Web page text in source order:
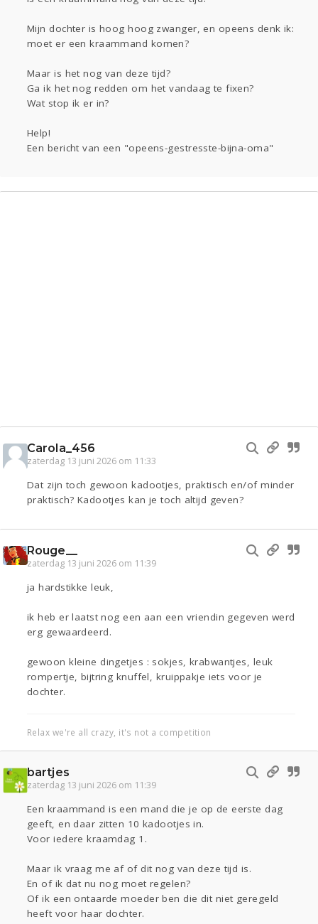
Contact Viva zoekt
Gevraagd
Horen Doen
Zien
Lezen
Mijn dochter is hoog hoog zwanger, en opeens denk ik:
moet er een kraammand komen?
Maar is het nog van deze tijd?
Ga ik het nog redden om het vandaag te fixen?
Wat stop ik er in?
Help!
Een bericht van een "opeens-gestresste-bijna-oma"
Carola_456
zaterdag 13 juni 2026 om 11:33
Dat zijn toch gewoon kadootjes, praktisch en/of minder
praktisch? Kadootjes kan je toch altijd geven?
Rouge__
zaterdag 13 juni 2026 om 11:39
ja hardstikke leuk,
ik heb er laatst nog een aan een vriendin gegeven werd
erg gewaardeerd.
gewoon kleine dingetjes : sokjes, krabwantjes, leuk
rompertje, bijtring knuffel, kruippakje iets voor je
dochter.
Relax we're all crazy, it's not a competition
bartjes
zaterdag 13 juni 2026 om 11:39
Een kraammand is een mand die je op de eerste dag
geeft, en daar zitten 10 kadootjes in.
Voor iedere kraamdag 1.
Maar ik vraag me af of dit nog van deze tijd is.
En of ik dat nu nog moet regelen?
Of ik een ontaarde moeder ben die dit niet geregeld
heeft voor haar dochter.